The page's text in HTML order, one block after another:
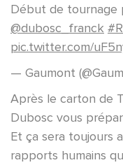
Début de tournage
@dubosc_franck
pic.twitter.com/
— Gaumont
Après le carton de
Dubosc vous
Et ça sera toujours
rapports humains